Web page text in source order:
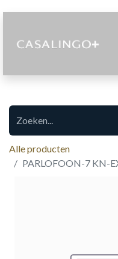
Alle producten
PARLOFOON-7 KN-